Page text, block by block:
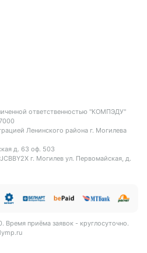
ответственностью "КОМПЭДУ"
Ленинского района г. Могилева
д. 63 оф. 503
г. Могилев ул. Первомайская, д.
приёма заявок - круглосуточно.